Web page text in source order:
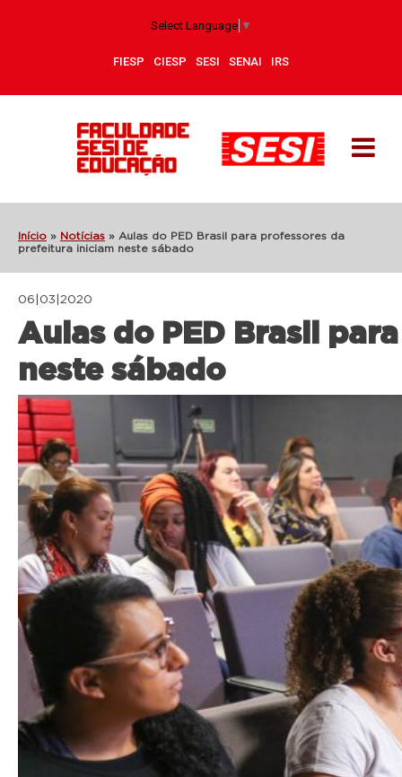
Select Language ▼
FIESP CIESP SESI SENAI IRS
Início » Notícias » Aulas do PED Brasil para professores da
prefeitura iniciam neste sábado
06|03|2020
Aulas do PED Brasil
neste sábado